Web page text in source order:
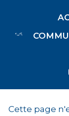
Aller au
Cette page